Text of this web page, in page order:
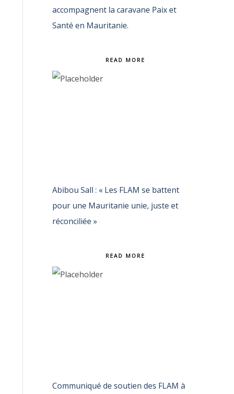
accompagnent la caravane Paix et
Santé en Mauritanie.
READ MORE
Abibou Sall : « Les FLAM se battent
pour une Mauritanie unie, juste et
réconciliée »
READ MORE
Communiqué de soutien des FLAM à